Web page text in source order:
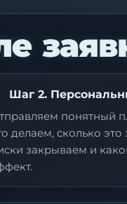
Шаг 2.
понятный
делаем, сколько это
закрываем и